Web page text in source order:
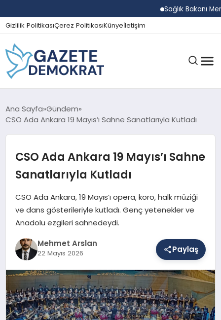
Sağlık Bakanı
Gizlilik PolitikasıÇerez PolitikasıKünyeİletişim
GÜNDEM
SPOR
SAĞLIK
EĞITIM
Ana Sayfa Gündem
CSO Ada Ankara 19 Mayıs’ı Sahne Sanatlarıyla Kutladı
CSO Ada Ankara 19 Mayıs’ı Sahne
Sanatlarıyla Kutladı
CSO Ada Ankara, 19 Mayıs’ı opera, koro, halk müziği
ve dans gösterileriyle kutladı. Genç yetenekler ve
Anadolu ezgileri sahnedeydi.
Mehmet Arslan
22 Mayıs 2026 Paylaş